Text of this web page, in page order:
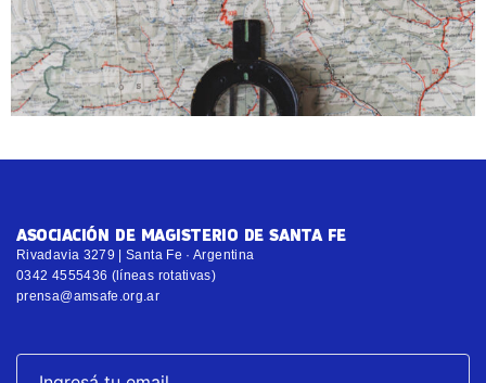
ASOCIACIÓN DE MAGISTERIO DE SANTA FE
Rivadavia 3279 | Santa Fe · Argentina
0342 4555436 (líneas rotativas)
prensa@amsafe.org.ar